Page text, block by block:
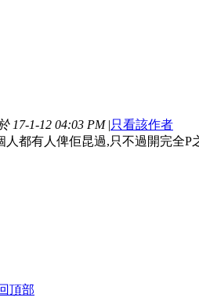
17-1-12 04:03 PM |只看該作者
人都有人俾佢昆過,只不過開完全
頂部